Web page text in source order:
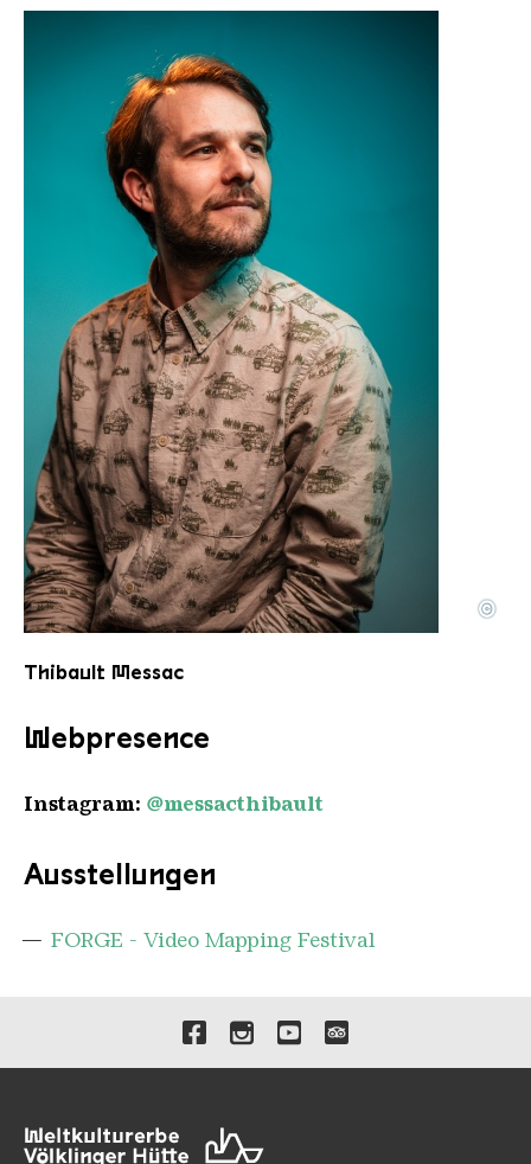
Thibault MESSAC 1
Copyright: Thibault Messac
©
Thibault Messac
Webpresence
Instagram: @messacthibault
Ausstellungen
FORGE - Video Mapping Festival
Verlinkungen zu unseren